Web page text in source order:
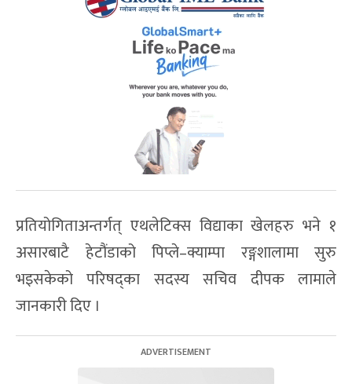
प्रतियोगिताअन्तर्गत् एथलेटिक्स विद्याका खेलहरु भने १
असारबाटै हेटौंडाको पिप्ले–क्याम्पा रङ्गशालामा सुरु
भइसकेको परिषद्का सदस्य सचिव दीपक लामाले
जानकारी दिए ।